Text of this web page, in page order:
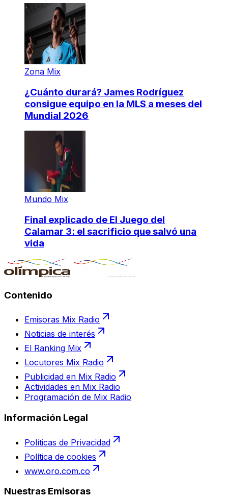
Zona Mix
¿Cuánto durará? James Rodríguez
consigue equipo en la MLS a meses del
Mundial 2026
Mundo Mix
Final explicado de El Juego del
Calamar 3: el sacrificio que salvó una
vida
Contenido
Emisoras Mix Radio
Noticias de interés
El Ranking Mix
Locutores Mix Radio
Publicidad en Mix Radio
Actividades en Mix Radio
Programación de Mix Radio
Información Legal
Políticas de Privacidad
Política de cookies
www.oro.com.co
Nuestras Emisoras